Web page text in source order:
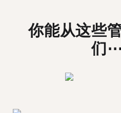
你能从这些
们